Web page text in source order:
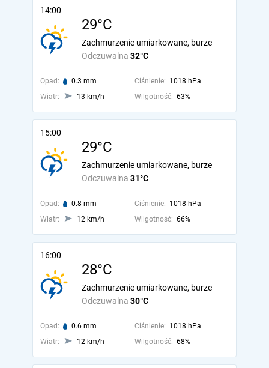
14:00
29°C
Odczuwalna 32°C
Zachmurzenie umiarkowane, burze
Opad: 0.3 mm Ciśnienie: 1018 hPa
Wiatr:
13 km/h Wilgotność: 63%
15:00
29°C
Odczuwalna 31°C
Zachmurzenie umiarkowane, burze
Opad: 0.8 mm Ciśnienie: 1018 hPa
Wiatr:
12 km/h Wilgotność: 66%
16:00
28°C
Odczuwalna 30°C
Zachmurzenie umiarkowane, burze
Opad: 0.6 mm Ciśnienie: 1018 hPa
Wiatr:
12 km/h Wilgotność: 68%